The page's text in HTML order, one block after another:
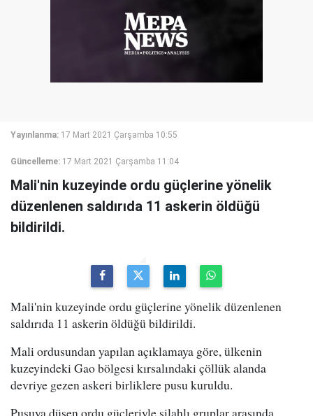
Yayınlanma: 17 Mart 2021 Çarşamba 10:55
Güncelleme: 17 Mart 2021 Çarşamba 11:04
Mali'nin kuzeyinde ordu güçlerine yönelik
düzenlenen saldırıda 11 askerin öldüğü
bildirildi.
Mali'nin kuzeyinde ordu güçlerine yönelik düzenlenen
saldırıda 11 askerin öldüğü bildirildi.
Mali ordusundan yapılan açıklamaya göre, ülkenin
kuzeyindeki Gao bölgesi kırsalındaki çöllük alanda
devriye gezen askeri birliklere pusu kuruldu.
Pusuya düşen ordu güçleriyle silahlı gruplar arasında